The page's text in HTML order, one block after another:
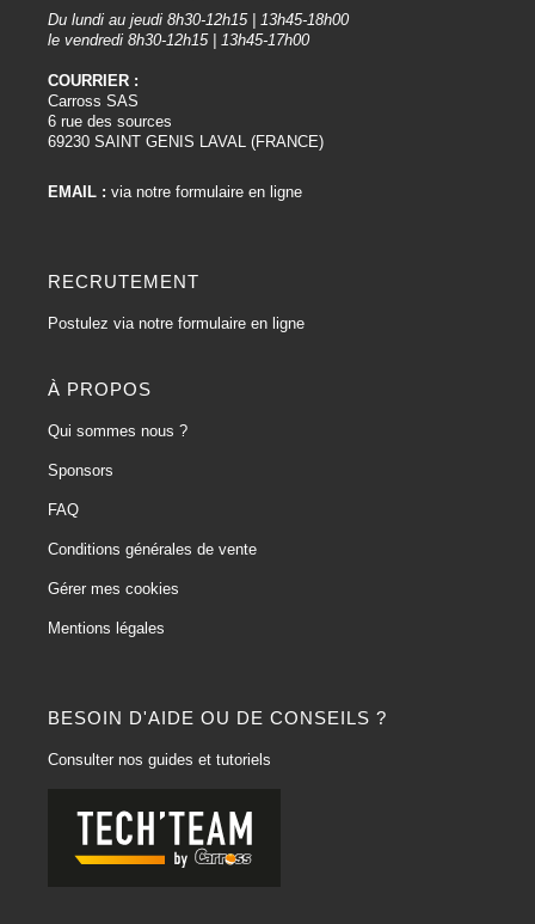
BESOIN D'AIDE OU DE CONSEILS ?
Consulter nos guides et tutoriels
Du lundi au jeudi 8h30-12h15 | 13h45-18h00
le vendredi 8h30-12h15 | 13h45-17h00
COURRIER :
Carross SAS
6 rue des sources
69230 SAINT GENIS LAVAL (FRANCE)
EMAIL : via notre formulaire en ligne
RECRUTEMENT
Postulez via notre formulaire en ligne
À PROPOS
Qui sommes nous ?
Sponsors
FAQ
Conditions générales de vente
Gérer mes cookies
Mentions légales